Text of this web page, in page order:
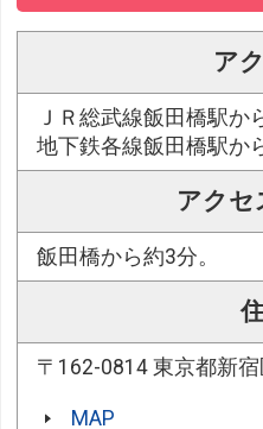
ア
ＪＲ総武線飯田橋駅か
地下鉄各線飯田橋駅か
アクセ
飯田橋から約3分。
〒162-0814 東京都新
MAP